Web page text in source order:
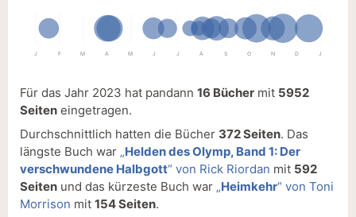
J F M A M J J A S O N D J
Für das Jahr 2023 hat pandann 16 Bücher mit 5952
Seiten eingetragen.
Durchschnittlich hatten die Bücher 372 Seiten. Das
längste Buch war „Helden des Olymp, Band 1: Der
verschwundene Halbgott“ von Rick Riordan mit 592
Seiten und das kürzeste Buch war „Heimkehr“ von Toni
Morrison mit 154 Seiten.